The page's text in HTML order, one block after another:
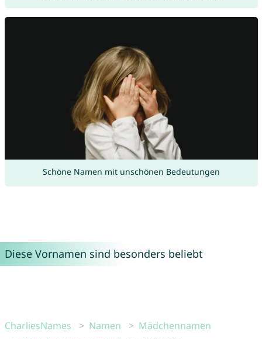
Schöne Namen mit unschönen Bedeutungen
Diese Vornamen sind besonders beliebt
CharliesNames Namen
Mädchennamen